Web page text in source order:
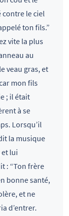
contre le ciel
ton fils.”
vite la plus
au
veau gras, et
mon fils
; il était
à se
Lorsqu’il
la musique
et lui
: “Ton frère
bonne santé,
et ne
d’entrer.